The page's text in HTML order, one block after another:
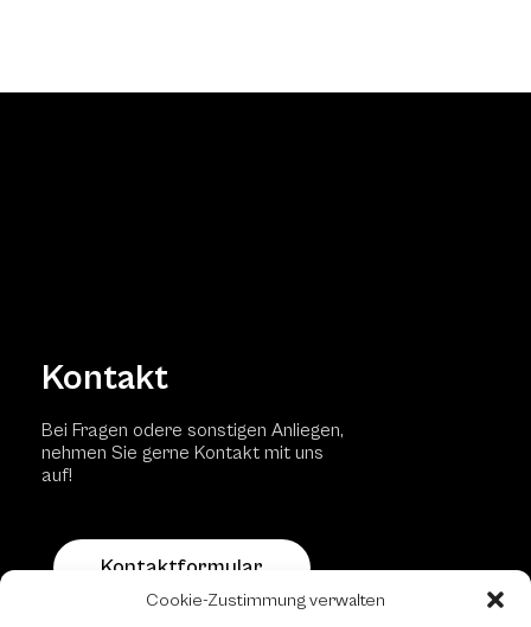
Cookie-Zustimmung verwalten
Kontakt
Bei Fragen odere sonstigen Anliegen,
nehmen Sie gerne Kontakt mit uns
auf!
Kontaktformular